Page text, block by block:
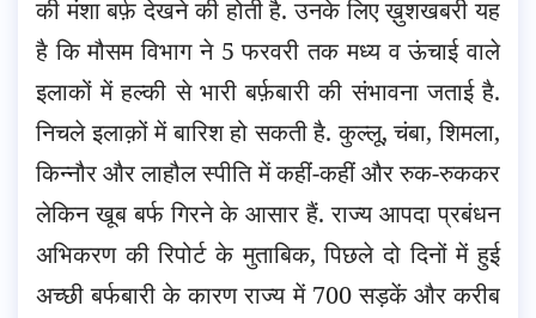
की मंशा बर्फ़ देखने की होती है. उनके लिए ख़ुशखबरी यह
है कि मौसम विभाग ने 5 फरवरी तक मध्य व ऊंचाई वाले
इलाकों में हल्की से भारी बर्फ़बारी की संभावना जताई है.
निचले इलाक़ों में बारिश हो सकती है. कुल्लू,चंबा, शिमला,
किन्नौर और लाहौल स्पीति में कहीं-कहीं और रुक-रुककर
लेकिन खूब बर्फ गिरने के आसार हैं. राज्य आपदा प्रबंधन
अभिकरण की रिपोर्ट के मुताबिक, पिछले दो दिनों में हुई
अच्छी बर्फबारी के कारण राज्य में 700 सड़कें और करीब